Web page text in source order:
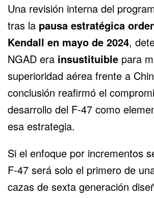
Una revisión interna del
tras la pausa estratégica
Kendall en mayo de 2024,
NGAD era insustituible para
superioridad aérea frente a
conclusión reafirmó el
desarrollo del F-47 como
esa estrategia.
Si el enfoque por incrementos
F-47 será solo el primero de
cazas de sexta generación